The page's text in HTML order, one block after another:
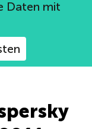
Daten mit